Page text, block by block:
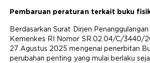
Pembaruan peraturan terkait buku
Berdasarkan Surat Dirjen
Kemenkes RI Nomor SR.02.04/C/3440/
27 Agustus 2025 mengenai penerbitan
perubahan penting yang mulai berlaku